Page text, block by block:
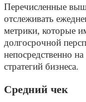
Перечисленные
отслеживать
метрики, которые
долгосрочной
непосредственно
стратегий бизнеса.
Средний чек